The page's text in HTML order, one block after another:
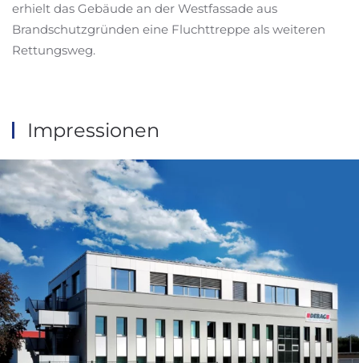
erhielt das Gebäude an der Westfassade aus
Brandschutzgründen eine Fluchttreppe als weiteren
Rettungsweg.
Impressionen